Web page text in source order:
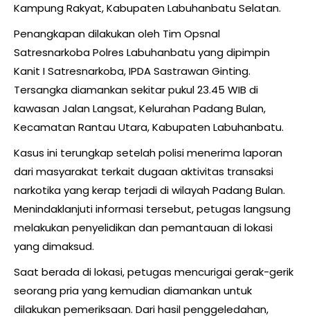
Kampung Rakyat, Kabupaten Labuhanbatu Selatan.
Penangkapan dilakukan oleh Tim Opsnal
Satresnarkoba Polres Labuhanbatu yang dipimpin
Kanit I Satresnarkoba, IPDA Sastrawan Ginting.
Tersangka diamankan sekitar pukul 23.45 WIB di
kawasan Jalan Langsat, Kelurahan Padang Bulan,
Kecamatan Rantau Utara, Kabupaten Labuhanbatu.
Kasus ini terungkap setelah polisi menerima laporan
dari masyarakat terkait dugaan aktivitas transaksi
narkotika yang kerap terjadi di wilayah Padang Bulan.
Menindaklanjuti informasi tersebut, petugas langsung
melakukan penyelidikan dan pemantauan di lokasi
yang dimaksud.
Saat berada di lokasi, petugas mencurigai gerak-gerik
seorang pria yang kemudian diamankan untuk
dilakukan pemeriksaan. Dari hasil penggeledahan,